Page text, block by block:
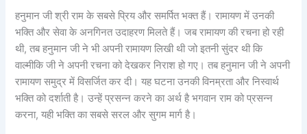
हनुमान जी श्री राम के सबसे प्रिय और समर्पित भक्त हैं। रामायण में उनकी
भक्ति और सेवा के अनगिनत उदाहरण मिलते हैं। जब रामायण की रचना हो रही
थी, तब हनुमान जी ने भी अपनी रामायण लिखी थी जो इतनी सुंदर थी कि
वाल्मीकि जी ने अपनी रचना को देखकर निराश हो गए। तब हनुमान जी ने अपनी
रामायण समुद्र में विसर्जित कर दी। यह घटना उनकी विनम्रता और निस्वार्थ
भक्ति को दर्शाती है। उन्हें प्रसन्न करने का अर्थ है भगवान राम को प्रसन्न
करना, यही भक्ति का सबसे सरल और सुगम मार्ग है।